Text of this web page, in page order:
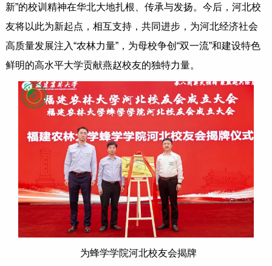
新”的校训精神在华北大地扎根、传承与发扬。今后，河北校
友将以此为新起点，相互支持，共同进步，为河北经济社会
高质量发展注入“农林力量”，为母校争创“双一流”和建设特色
鲜明的高水平大学贡献燕赵校友的独特力量。
为蜂学学院河北校友会揭牌